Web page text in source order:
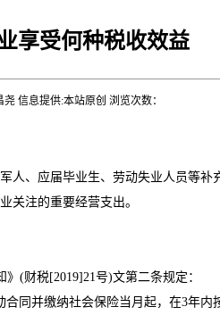
享受何种税收效益
信息提供:本站原创 浏览次数：
、应届毕业生、劳动失业人员等补
注的重要经营支出。
(财税[2019]21号)文第二条规定：
并缴纳社会保险当月起，在3年内